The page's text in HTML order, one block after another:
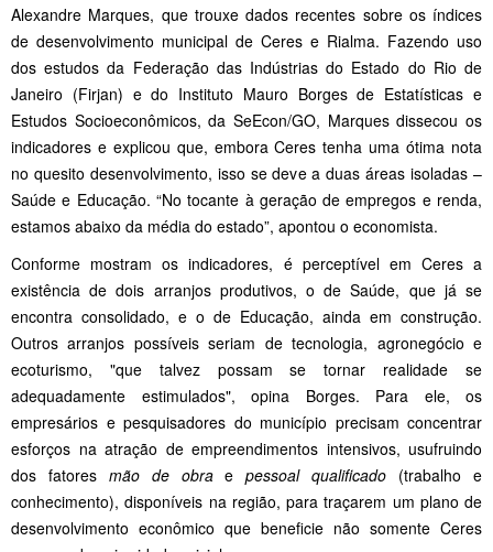
Alexandre Marques, que trouxe dados recentes sobre os índices
de desenvolvimento municipal de Ceres e Rialma. Fazendo uso
dos estudos da Federação das Indústrias do Estado do Rio de
Janeiro (Firjan) e do Instituto Mauro Borges de Estatísticas e
Estudos Socioeconômicos, da SeEcon/GO, Marques dissecou os
indicadores e explicou que, embora Ceres tenha uma ótima nota
no quesito desenvolvimento, isso se deve a duas áreas isoladas –
Saúde e Educação. “No tocante à geração de empregos e renda,
estamos abaixo da média do estado”, apontou o economista.
Conforme mostram os indicadores, é perceptível em Ceres a
existência de dois arranjos produtivos, o de Saúde, que já se
encontra consolidado, e o de Educação, ainda em construção.
Outros arranjos possíveis seriam de tecnologia, agronegócio e
ecoturismo, "que talvez possam se tornar realidade se
adequadamente estimulados", opina Borges. Para ele, os
empresários e pesquisadores do município precisam concentrar
esforços na atração de empreendimentos intensivos, usufruindo
dos fatores mão de obraepessoal qualificado (trabalho e
conhecimento), disponíveis na região, para traçarem um plano de
desenvolvimento econômico que beneficie não somente Ceres